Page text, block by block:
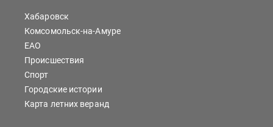
Хабаровск
Комсомольск-на-Амуре
ЕАО
Происшествия
Спорт
Городские истории
Карта летних веранд